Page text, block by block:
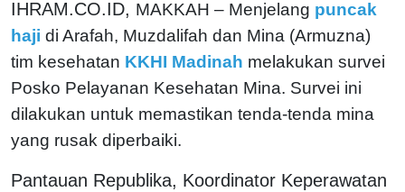
IHRAM.CO.ID, MAKKAH – Menjelang puncak
haji di Arafah, Muzdalifah dan Mina (Armuzna)
tim kesehatan KKHI Madinah melakukan survei
Posko Pelayanan Kesehatan Mina. Survei ini
dilakukan untuk memastikan tenda-tenda mina
yang rusak diperbaiki.
Pantauan Republika, Koordinator Keperawatan